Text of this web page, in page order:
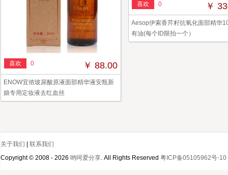
喜欢 0 ￥
Aesop伊索香芹籽抗氧化面部精华
有油(每个ID限拍一个）
喜欢 0 ￥ 88.00
ENOW宜侬玻尿酸原液面部精华液安瓶新
娘专用定妆液去红血丝
关于我们
联系我们
Copyright © 2008 - 2026 哟呵爱分享. All Rights Reserved 粤ICP备05105962号-10